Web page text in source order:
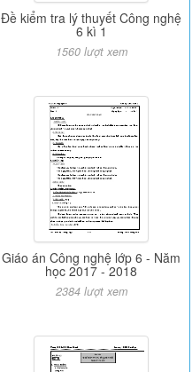
Đề kiểm tra lý thuyết Công nghệ
6 kì 1
1560 lượt xem
Giáo án Công nghệ lớp 6 - Năm
học 2017 - 2018
2384 lượt xem